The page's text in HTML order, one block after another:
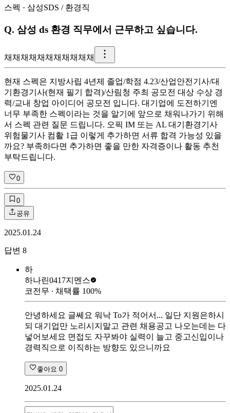
스펙 · 삼성SDS / 환경직
Q. 삼성 ds 환경 직무에서 근무하고 싶습니다.
채 채채채채채채채채채채
현재 스펙은 지방사립 4년제 졸업/학점 4.23/산업안전기사/대
기환경기사(현재 필기 합격)/산림청 주최 공모전 대상 수상 경
력/교내 창업 아이디어 공모전 입니다. 대기업에 도전하기엔
너무 부족한 스펙이라는 것을 알기에 앞으로 채워나가기 위해
서 스펙 관련 질문 드립니다. 오픽 IM 또는 AL 대기환경기사
위험물기사 컴활 1급 이렇게 추가하면 서류 합격 가능성 있을
까요? 부족하다면 추가하면 좋을 만한 자격증이나 활동 추천
부탁드립니다.
0
0
공유
2025.01.24
답변 8
하
하나린0417지멘스
코전무 ∙ 채택률 100%
안녕하세요 글쎄요 워낙 To가 적어서... 일단 지원은하시
되 대기업만 노리시지말고 관련 채용공고 나오는데는 다
넣어보세요 면접도 자꾸봐야 실력이 늘고 중고신입이나
경력직으로 이직하는 방향도 있으니까요
좋아요 0
2025.01.24